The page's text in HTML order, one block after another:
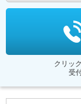
クリッ
受